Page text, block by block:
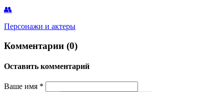
👥
Персонажи и актеры
Комментарии (0)
Оставить комментарий
Ваше имя *